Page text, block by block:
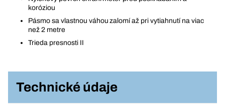
koróziou
Pásmo sa vlastnou váhou zalomí až pri vytiahnutí na viac
než 2 metre
Trieda presnosti II
Technické údaje